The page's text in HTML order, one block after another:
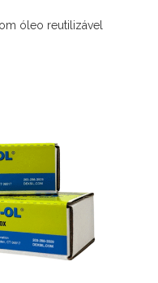
óleo reutilizável